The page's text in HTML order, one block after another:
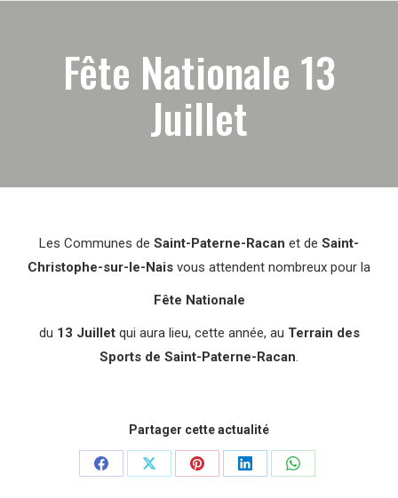
Fête Nationale 13
Juillet
Les Communes de Saint-Paterne-Racan et de Saint-
Christophe-sur-le-Nais vous attendent nombreux pour la
Fête Nationale
du 13 Juilletqui aura lieu, cette année, au Terrain des
Sports de Saint-Paterne-Racan.
Partager cette actualité
PartagerPartagerPartagerPartagerPartager